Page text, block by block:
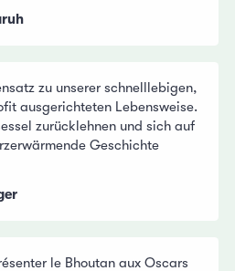
zu unserer schnelllebigen,
ausgerichteten Lebensweise.
zurücklehnen und sich auf
Geschichte
le Bhoutan aux Oscars